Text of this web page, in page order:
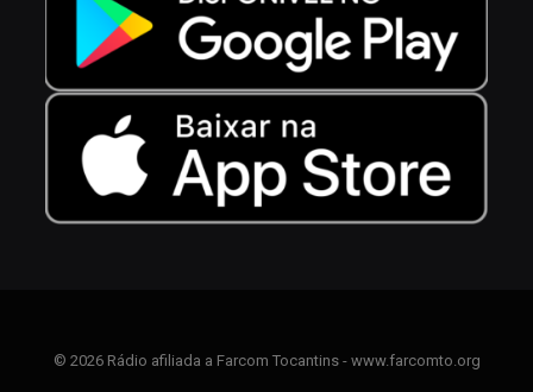
© 2026 Rádio afiliada a Farcom Tocantins - www.farcomto.org